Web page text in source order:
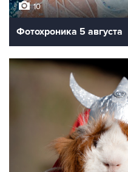
10
Фотохроника 5 августа